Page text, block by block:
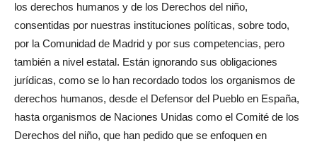
los derechos humanos y de los Derechos del niño,
consentidas por nuestras instituciones políticas, sobre todo,
por la Comunidad de Madrid y por sus competencias, pero
también a nivel estatal. Están ignorando sus obligaciones
jurídicas, como se lo han recordado todos los organismos de
derechos humanos, desde el Defensor del Pueblo en España,
hasta organismos de Naciones Unidas como el Comité de los
Derechos del niño, que han pedido que se enfoquen en